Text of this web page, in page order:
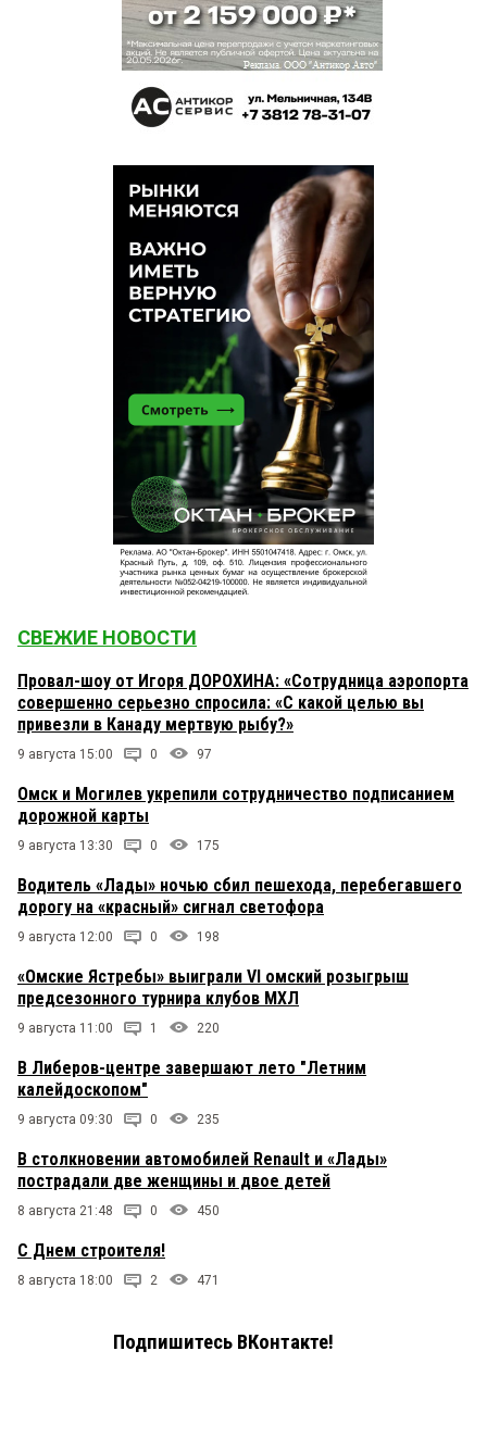
СВЕЖИЕ НОВОСТИ
Провал-шоу от Игоря ДОРОХИНА: «Сотрудница аэропорта
совершенно серьезно спросила: «С какой целью вы
привезли в Канаду мертвую рыбу?»
9 августа 15:00 0 97
Омск и Могилев укрепили сотрудничество подписанием
дорожной карты
9 августа 13:30 0 175
Водитель «Лады» ночью сбил пешехода, перебегавшего
дорогу на «красный» сигнал светофора
9 августа 12:00 0 198
«Омские Ястребы» выиграли VI омский розыгрыш
предсезонного турнира клубов МХЛ
9 августа 11:00 1 220
В Либеров-центре завершают лето "Летним
калейдоскопом"
9 августа 09:30 0 235
В столкновении автомобилей Renault и «Лады»
пострадали две женщины и двое детей
8 августа 21:48 0 450
С Днем строителя!
8 августа 18:00 2 471
Подпишитесь ВКонтакте!